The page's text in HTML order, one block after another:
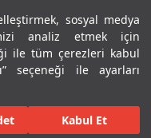
sosyal medya
analiz etmek için
ile tüm çerezleri kabul
seçeneği ile ayarları
Kabul Et
Menü
Banyo Seramikleri